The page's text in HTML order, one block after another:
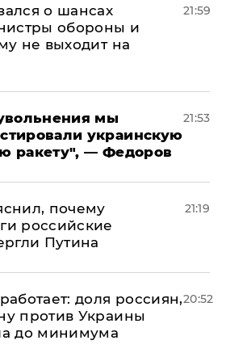
о шансах
обороны и
не выходит на
21:59
мы
украинскую
ракету", — Федоров
21:53
почему
российские
Путина
21:19
доля россиян,
против Украины
до минимума
20:52